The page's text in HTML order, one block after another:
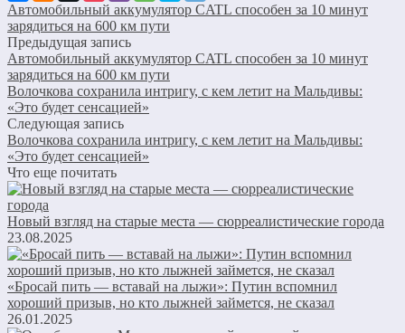
Автомобильный аккумулятор CATL способен за 10 минут
зарядиться на 600 км пути
Предыдущая запись
Автомобильный аккумулятор CATL способен за 10 минут
зарядиться на 600 км пути
Волочкова сохранила интригу, с кем летит на Мальдивы:
«Это будет сенсацией»
Следующая запись
Волочкова сохранила интригу, с кем летит на Мальдивы:
«Это будет сенсацией»
Что еще почитать
Новый взгляд на старые места — сюрреалистические города
23.08.2025
«Бросай пить — вставай на лыжи»: Путин вспомнил
хороший призыв, но кто лыжней займется, не сказал
26.01.2025